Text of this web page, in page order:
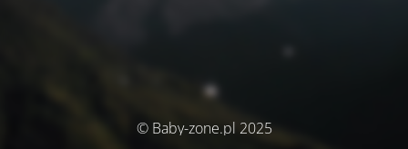
© Baby-zone.pl 2025